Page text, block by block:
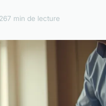
7 min de lecture